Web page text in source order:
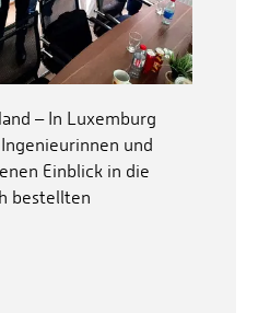
– In Luxemburg
und
Einblick in die
bestellten